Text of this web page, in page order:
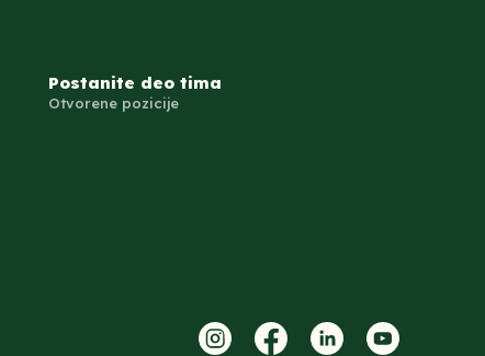
Postanite deo tima
Otvorene pozicije